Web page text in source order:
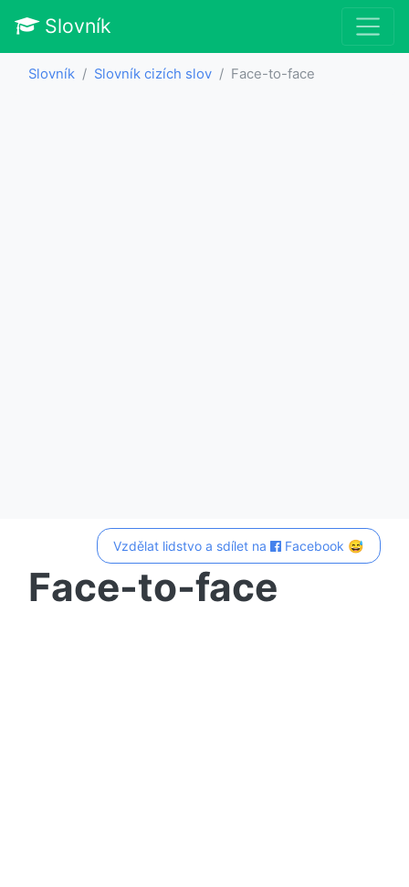
Slovník
Slovník Slovník cizích slov Face-to-face
Vzdělat lidstvo a sdílet na Facebook 😅
Face-to-face